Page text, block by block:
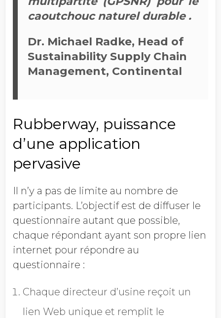
caoutchouc naturel durable .
Dr. Michael Radke, Head of
Sustainability Supply Chain
Management, Continental
Rubberway, puissance
d’une application
pervasive
Il n’y a pas de limite au nombre de
participants. L’objectif est de diffuser le
questionnaire autant que possible,
chaque répondant ayant son propre lien
internet pour répondre au
questionnaire :
Chaque directeur d’usine reçoit un
lien Web unique et remplit le